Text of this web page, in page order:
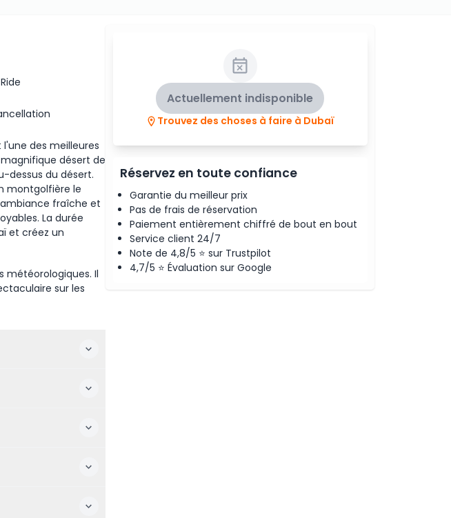
des meilleures
désert de
dessus du désert.
montgolfière le
fraîche et
La durée
et créez un
météorologiques. Il
sur les
Actuellement indisponible
Trouvez des choses à faire à Dubaï
Réservez en toute confiance
Garantie du meilleur prix
Pas de frais de réservation
Paiement entièrement chiffré de bout en bout
Service client 24/7
Note de 4,8/5 ⭐ sur Trustpilot
4,7/5 ⭐ Évaluation sur Google